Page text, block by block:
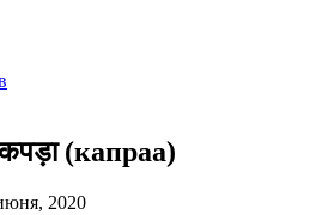
(капраа)
2020